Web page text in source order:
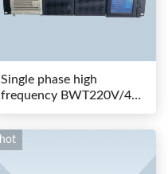
Single phase high
frequency BWT220V/48-
80AS switching power
hot